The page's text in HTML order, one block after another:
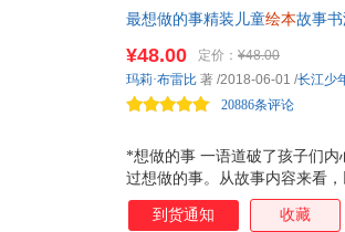
最想做的事精装儿童绘本故事
就传奇人生。一个叫卜克的黑
夜，愿我们都提着这灯，用阅
*想做的事 一语道破了孩子们
过想做的事。从故事内容来看
而《*想做的事》刚好就是其中
比虚构情节更胜一筹。而让人
¥48.00 定价： ¥48.00
20886条评论
玛莉·布雷比 著 /2018-06-01 /长江少
到货通知 收藏